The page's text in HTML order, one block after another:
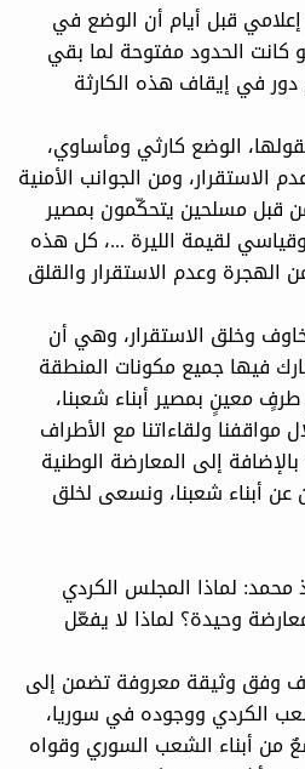
قبل أيام أن الوضع في
كانت الحدود مفتوحة لما بقي
دور في إيقاف هذه الكارثة
الوضع كارثي ومأساوي،
الاستقرار، ومن الجوانب الأمنية
قبل مسلحين يتحكّمون بمصير
لقيمة الليرة ...، كل هذه
الهجرة وعدم الاستقرار والقلق
وخلق الاستقرار، وهي أن
فيها جميع مكونات المنطقة
معينٍ بمصير أبناء شعبنا،
ولقاءاتنا مع الأطراف
بالإضافة إلى المعارضة الوطنية
أبناء شعبنا، ونسعى لخلق
محمد: لماذا المجلس الكردي
وحيدة؟ لماذا لا يفعّل
وفق وثيقة معروفة تضمن إلى
الكردي ووجوده في سوريا،
من أبناء الشعب السوري وقواه